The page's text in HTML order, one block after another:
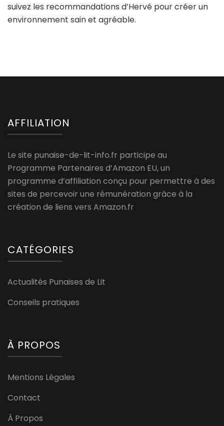
suivez les recommandations d’Hervé pour créer un
environnement sain et agréable.
AFFILIATION
Le site punaise-de-lit-info.fr participe au
Programme Partenaires d’Amazon EU, un
programme d’affiliation conçu pour permettre à des
sites de percevoir une rémunération grâce à la
création de liens vers Amazon.fr
CATÉGORIES
Actualités Punaises de Lit
Conseils pratiques
À PROPOS
Mentions Légales
Contact
À Propos